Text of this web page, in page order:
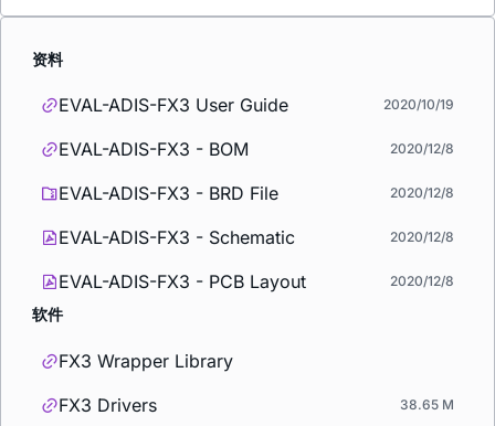
资料
EVAL-ADIS-FX3 User Guide 2020/10/19
EVAL-ADIS-FX3 - BOM 2020/12/8
EVAL-ADIS-FX3 - BRD File 2020/12/8
EVAL-ADIS-FX3 - Schematic 2020/12/8
EVAL-ADIS-FX3 - PCB Layout 2020/12/8
软件
FX3 Wrapper Library
FX3 Drivers
38.65 M